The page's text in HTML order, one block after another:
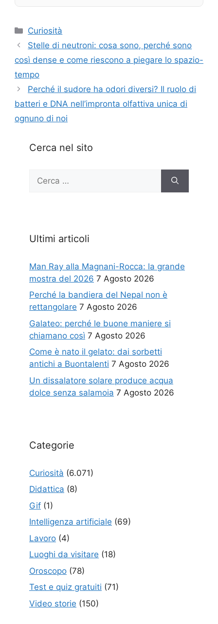
Categorie
Curiosità
Stelle di neutroni: cosa sono, perché sono
così dense e come riescono a piegare lo spazio-
tempo
Perché il sudore ha odori diversi? Il ruolo di
batteri e DNA nell’impronta olfattiva unica di
ognuno di noi
Cerca nel sito
per:
Ultimi articoli
Man Ray alla Magnani-Rocca: la grande
mostra del 2026 7 Agosto 2026
Perché la bandiera del Nepal non è
rettangolare 7 Agosto 2026
Galateo: perché le buone maniere si
chiamano così 7 Agosto 2026
Come è nato il gelato: dai sorbetti
antichi a Buontalenti 7 Agosto 2026
Un dissalatore solare produce acqua
dolce senza salamoia 7 Agosto 2026
Categorie
Curiosità (6.071)
Didattica (8)
Gif (1)
Intelligenza artificiale (69)
Lavoro (4)
Luoghi da visitare (18)
Oroscopo (78)
Test e quiz gratuiti (71)
Video storie (150)